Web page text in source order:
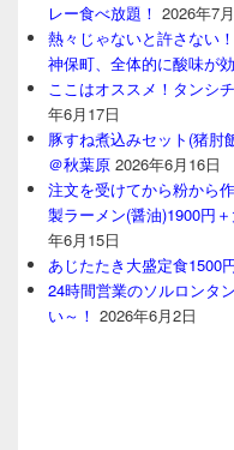
レー食べ放題！ 2026年7
熱々じゃないと許さない
神保町、全体的に酸味が効
ここはオススメ！タンシ
年6月17日
豚すね煮込みセット(猪肘
＠秋葉原 2026年6月16日
注文を受けてから粉から
製ラーメン(醤油)1900円
年6月15日
あじたたき大盛定食1500
24時間営業のソルロンタ
い～！ 2026年6月2日